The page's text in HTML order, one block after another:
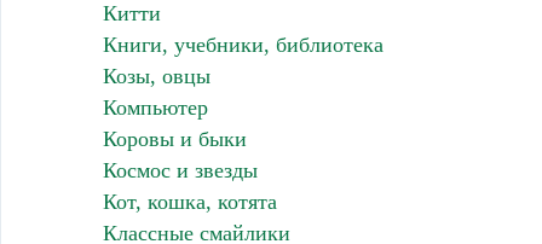
Китти
Книги, учебники, библиотека
Козы, овцы
Компьютер
Коровы и быки
Космос и звезды
Кот, кошка, котята
Классные смайлики